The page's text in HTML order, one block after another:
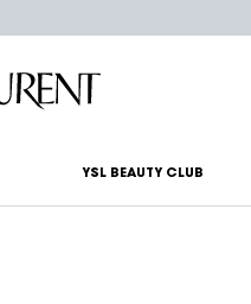
YSL BEAUTY CLUB